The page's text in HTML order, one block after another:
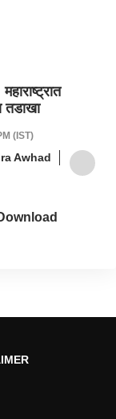
तडाखा
(IST)
Awhad